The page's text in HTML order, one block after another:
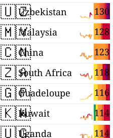
🇺🇿 130
Uzbekistan
🇲🇾 128
Malaysia
🇨🇳 123
China
🇿🇦 118
South Africa
🇬🇵 116
Guadeloupe
🇰🇼 114
Kuwait
🇺🇬 114
Uganda